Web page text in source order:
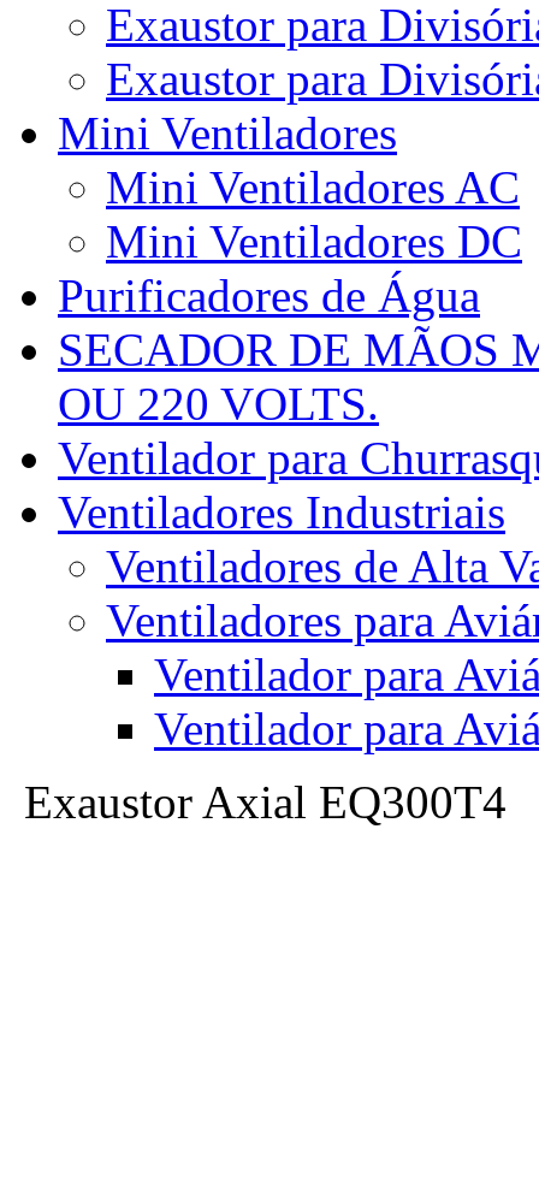
Exaustor para
Exaustor para
Mini Ventiladores
Mini Ventiladores AC
Mini Ventiladores DC
Purificadores de Água
SECADOR DE MÃOS
OU 220 VOLTS.
Ventilador para
Ventiladores Industriais
Ventiladores de Alta
Ventiladores para
Ventilador para
Ventilador para
Exaustor Axial EQ300T4